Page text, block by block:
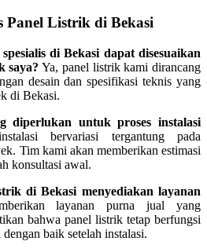
Panel Listrik di Bekasi
di Bekasi dapat disesuaikan
saya? Ya, panel listrik kami dirancang
desain dan spesifikasi teknis yang
di Bekasi.
diperlukan untuk proses instalasi
bervariasi tergantung pada
Tim kami akan memberikan estimasi
konsultasi awal.
di Bekasi menyediakan layanan
layanan purna jual yang
bahwa panel listrik tetap berfungsi
baik setelah instalasi.